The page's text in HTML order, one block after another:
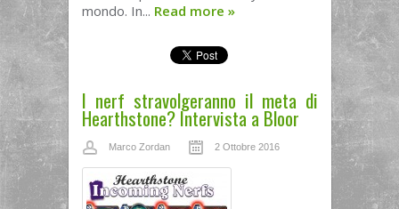
mondo. In... Read more »
I nerf stravolgeranno il meta di
Hearthstone? Intervista a Bloor
Marco Zordan 2 Ottobre 2016